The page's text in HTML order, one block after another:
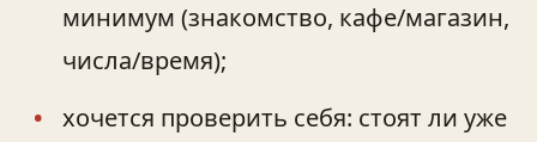
минимум (знакомство, кафе/магазин,
числа/время);
хочется проверить себя: стоят ли уже